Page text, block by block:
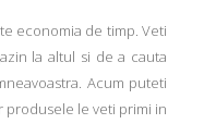
economia de timp. Veti
la altul si de a cauta
Acum puteti
produsele le veti primi in